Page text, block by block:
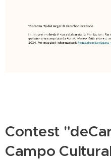
Contest
Campo